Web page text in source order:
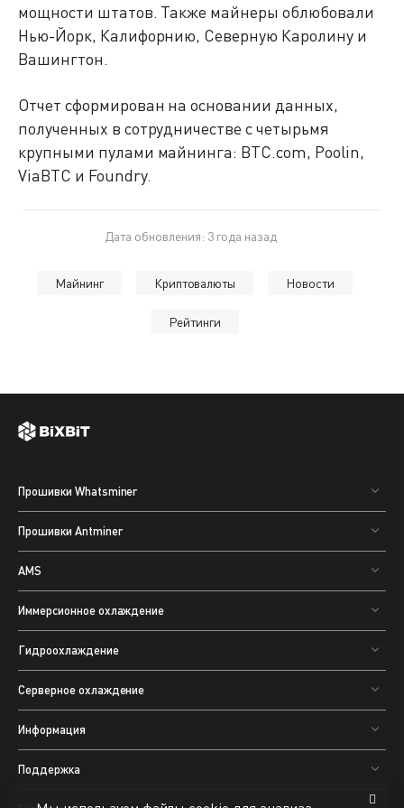
мощности штатов. Также майнеры облюбовали
Нью-Йорк, Калифорнию, Северную Каролину и
Вашингтон.
Отчет сформирован на основании данных,
полученных в сотрудничестве с четырьмя
крупными пулами майнинга: BTC.com, Poolin,
ViaBTC и Foundry.
Дата обновления: 3 года назад
Майнинг Криптовалюты Новости
Рейтинги
Прошивки Whatsminer
Прошивки Antminer
AMS
Иммерсионное охлаждение
Гидроохлаждение
Серверное охлаждение
Информация
Поддержка